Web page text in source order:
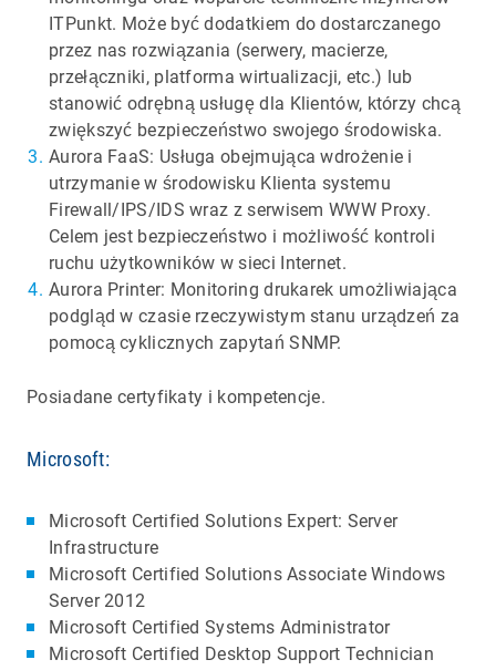
ITPunkt. Może być dodatkiem do dostarczanego
przez nas rozwiązania (serwery, macierze,
przełączniki, platforma wirtualizacji, etc.) lub
stanowić odrębną usługę dla Klientów, którzy chcą
zwiększyć bezpieczeństwo swojego środowiska.
Aurora FaaS: Usługa obejmująca wdrożenie i
utrzymanie w środowisku Klienta systemu
Firewall/IPS/IDS wraz z serwisem WWW Proxy.
Celem jest bezpieczeństwo i możliwość kontroli
ruchu użytkowników w sieci Internet.
Aurora Printer: Monitoring drukarek umożliwiająca
podgląd w czasie rzeczywistym stanu urządzeń za
pomocą cyklicznych zapytań SNMP.
Posiadane certyfikaty i kompetencje.
Microsoft:
Microsoft Certified Solutions Expert: Server
Infrastructure
Microsoft Certified Solutions Associate Windows
Server 2012
Microsoft Certified Systems Administrator
Microsoft Certified Desktop Support Technician